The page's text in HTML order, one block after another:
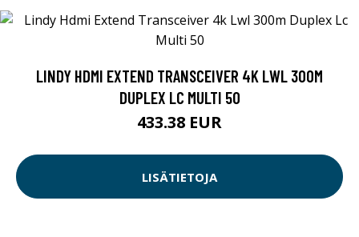
LINDY HDMI EXTEND TRANSCEIVER 4K LWL 300M
DUPLEX LC MULTI 50
433.38 EUR
LISÄTIETOJA